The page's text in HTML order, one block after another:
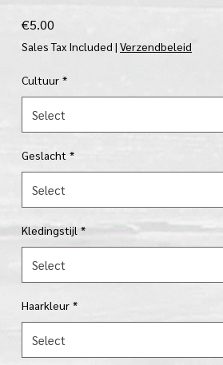
€5.00Price
Sales Tax Included | Verzendbeleid
Cultuur *
Select
Geslacht *
Select
Kledingstijl *
Select
Haarkleur *
Select